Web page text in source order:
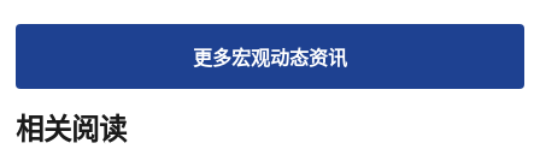
更多宏观动态资讯
相关阅读